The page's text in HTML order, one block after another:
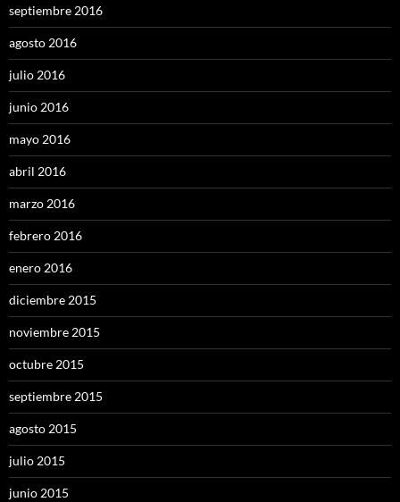
septiembre 2016
agosto 2016
julio 2016
junio 2016
mayo 2016
abril 2016
marzo 2016
febrero 2016
enero 2016
diciembre 2015
noviembre 2015
octubre 2015
septiembre 2015
agosto 2015
julio 2015
junio 2015